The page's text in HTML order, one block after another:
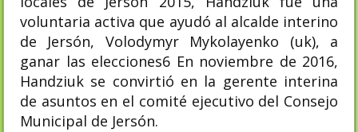
voluntaria activa que ayudó al alcalde interino
de Jersón, Volodymyr Mykolayenko (uk), a
ganar las elecciones6​ En noviembre de 2016,
Handziuk se convirtió en la gerente interina
de asuntos en el comité ejecutivo del Consejo
Municipal de Jersón.